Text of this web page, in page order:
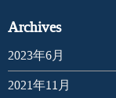
Archives
2023年6月
2021年11月